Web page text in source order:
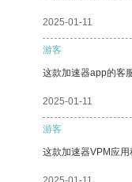
2025-01-11
游客
这款加速器app的客
2025-01-11
游客
这款加速器VPM应用